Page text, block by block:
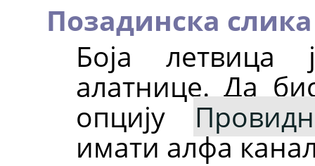
Позадинска слика
Боја
алатнице. Да
опцију
имати алфа